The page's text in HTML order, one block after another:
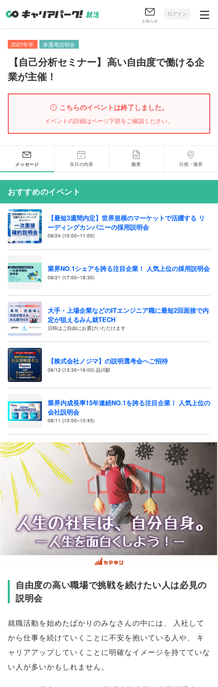
お知らせ
ログイン
2027年卒 本選考説明会
【自己分析セミナー】 高い自由度で働ける企
業が主催！
こちらのイベントは終了しました。
イベントの詳細はページ下部をご確認ください。
メッセージ 当日の内容 概要 日程・場所
おすすめのイベント
【最短3週間内定】世界規模のマーケットで活躍する リ
ーディングカンパニーの採用説明会
08/24 (10:00~11:00)
業界NO.1シェアを誇る注目企業！ 人気上位の採用説明会
08/21 (17:00~18:30)
大手・上場企業などのITエンジニア職に最短2回面接で内
定が狙えるみん就TECH
日時はご自由にお選びいただけます
【株式会社ノジマ】の説明選考会へご招待
08/12 (13:30~16:00) 品川駅
業界内成長率15年連続NO.1を誇る注目企業！ 人気上位の
会社説明会
08/11 (10:00~10:45)
自由度の高い職場で挑戦を続けたい人は必見の
説明会
就職活動を始めたばかりのみなさんの中には
入社して
から仕事を続けていくことに不安を抱いている人や
キ
ャリアアップしていくことに明確なイメージを持てていな
い人が多いかもしれません。